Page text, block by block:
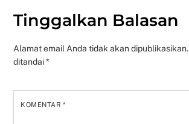
Tinggalkan Balasan
Alamat email Anda tidak akan dipublikasikan.
ditandai*
KOMENTAR*